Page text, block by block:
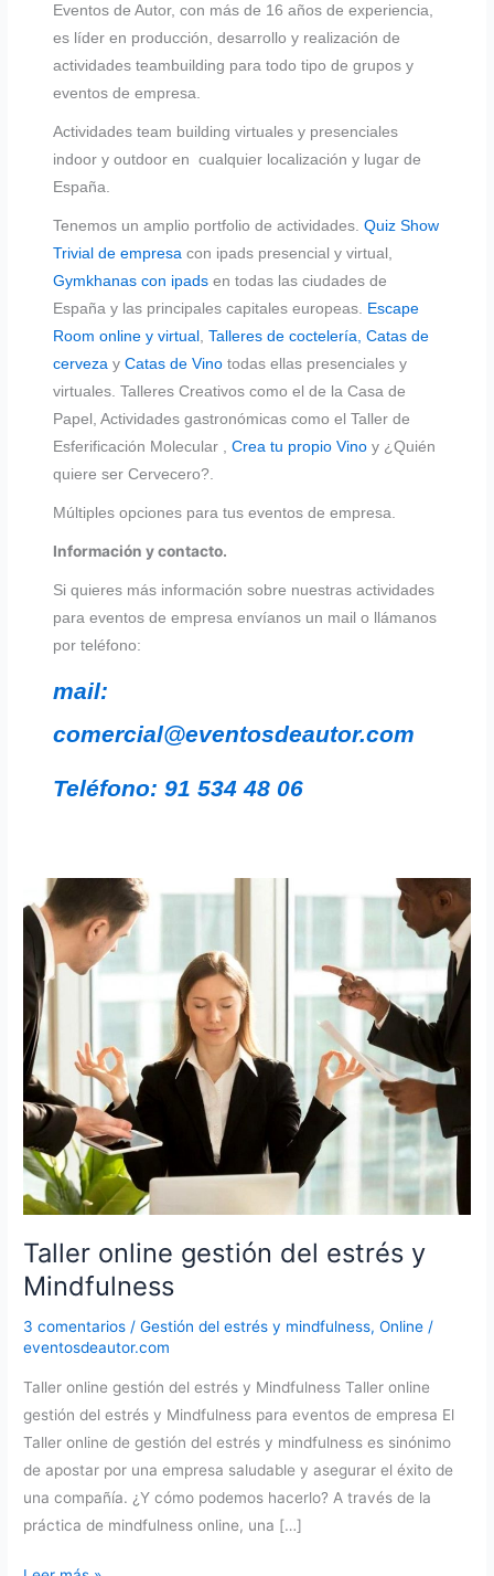
Eventos de Autor, con más de 16 años de experiencia,
es líder en producción, desarrollo y realización de
actividades teambuilding para todo tipo de grupos y
eventos de empresa.
Actividades team building virtuales y presenciales
indoor y outdoor en cualquier localización y lugar de
España.
Tenemos un amplio portfolio de actividades.Quiz Show
Trivial de empresa con ipads presencial y virtual,
Gymkhanas con ipads en todas las ciudades de
España y las principales capitales europeas. Escape
Room online y virtual ,Talleres de coctelería,
Catas de
cerveza yCatas de Vino todas ellas presenciales y
virtuales. Talleres Creativos como el de la Casa de
Papel, Actividades gastronómicas como el Taller de
Esferificación Molecular ,Crea tu propio Vino y ¿Quién
quiere ser Cervecero?.
Múltiples opciones para tus eventos de empresa.
Información y contacto.
Si quieres más información sobre nuestras actividades
para eventos de empresa envíanos un mail o llámanos
por teléfono:
mail:
comercial@eventosdeautor.com
Teléfono: 91 534 48 06
Taller online gestión del estrés y
Mindfulness
3 comentarios /Gestión del estrés y mindfulness,Online /
eventosdeautor.com
Taller online gestión del estrés y Mindfulness Taller online
gestión del estrés y Mindfulness para eventos de empresa El
Taller online de gestión del estrés y mindfulness es sinónimo
de apostar por una empresa saludable y asegurar el éxito de
una compañía. ¿Y cómo podemos hacerlo? A través de la
práctica de mindfulness online, una […]